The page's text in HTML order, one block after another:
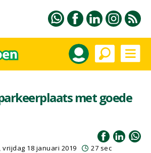
met goede
, vrijdag 18 januari 2019 27 sec